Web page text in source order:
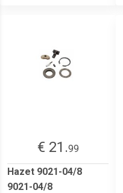
€ 21.99
Hazet 9021-04/8
9021-04/8